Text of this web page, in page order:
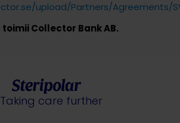
upload/Partners/Agreements/
Collector Bank AB.
care further